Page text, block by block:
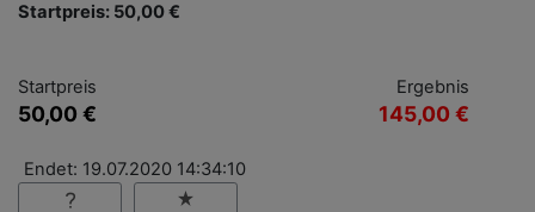
Startpreis: 50,00 €
Startpreis
50,00 €
Ergebnis
145,00 €
Endet: 19.07.2020 14:34:10